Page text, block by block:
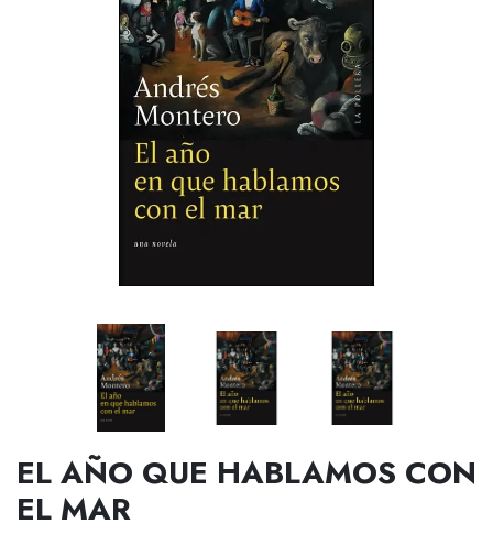
EL AÑO QUE HABLAMOS CON
EL MAR